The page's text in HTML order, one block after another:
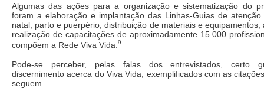
Algumas das ações para a organização e sistematização do
foram a elaboração e implantação das Linhas-Guias de
natal, parto e puerpério; distribuição de materiais e equipamentos,
realização de capacitações de aproximadamente 15.000
compõem a Rede Viva Vida. 9
Pode-se perceber, pelas falas dos entrevistados, certo
discernimento acerca do Viva Vida, exemplificados com as
seguem.